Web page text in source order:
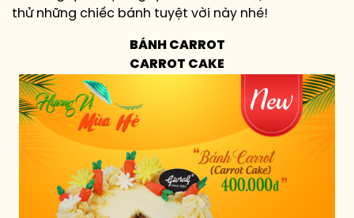
thử những chiếc bánh tuyệt vời này nhé!
BÁNH CARROT
CARROT CAKE